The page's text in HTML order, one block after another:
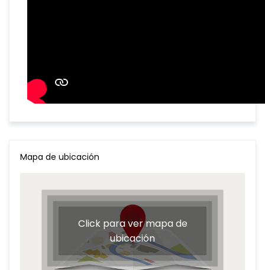
Mapa de ubicación
Click para ver mapa de
ubicación